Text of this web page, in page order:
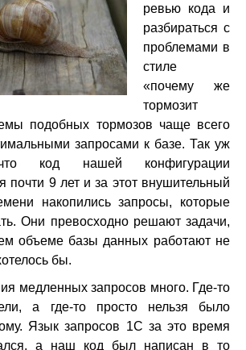
ревью кода и
разбираться с
проблемами в
стиле
«почему же
тормозит
подобных тормозов чаще всего
запросами к базе. Так уж
код нашей конфигурации
почти 9 лет и за этот внушительный
накопились запросы, которые
Они превосходно решают задачи,
объеме базы данных работают не
бы.
медленных запросов много. Где-то
а где-то просто нельзя было
Язык запросов 1С за это время
а наш код был написан в то